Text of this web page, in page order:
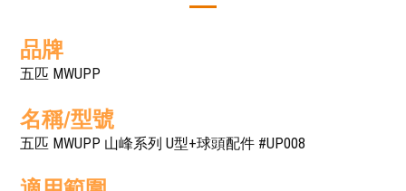
品牌
五匹 MWUPP
名稱/型號
五匹 MWUPP 山峰系列 U型+球頭配件 #UP008